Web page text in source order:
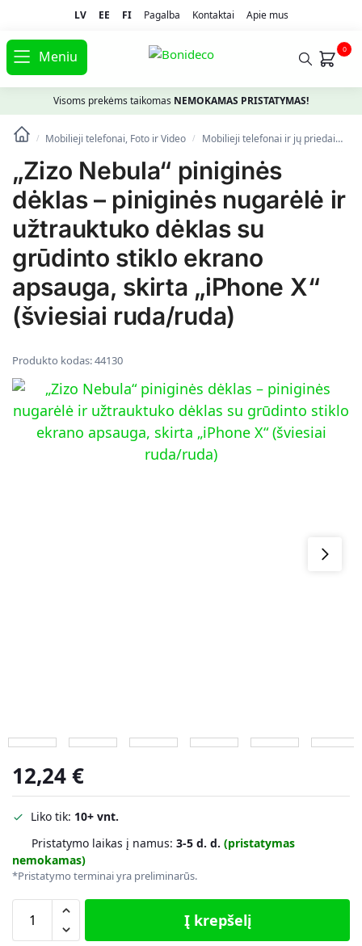
LV EE FI Pagalba Kontaktai Apie mus
Meniu 0
Visoms prekėms taikomas NEMOKAMAS PRISTATYMAS!
/ Mobilieji telefonai, Foto ir Video / Mobilieji telefonai ir jų priedai
„Zizo Nebula“ piniginės
dėklas – piniginės nugarėlė ir
užtrauktuko dėklas su
grūdinto stiklo ekrano
apsauga, skirta „iPhone X“
(šviesiai ruda/ruda)
Produkto kodas:44130
12,24€
Liko tik: 10+ vnt.
Pristatymo laikas į namus: 3-5 d. d. (pristatymas
nemokamas)
*Pristatymo terminai yra preliminarūs.
Į krepšelį